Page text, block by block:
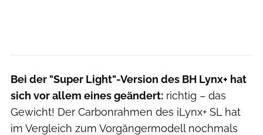
Bei der "Super Light"-Version des BH Lynx+ hat
sich vor allem eines geändert: richtig – das
Gewicht! Der Carbonrahmen des iLynx+ SL hat
im Vergleich zum Vorgängermodell nochmals